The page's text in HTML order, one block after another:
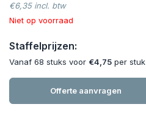
€6,35 incl. btw
Niet op voorraad
Staffelprijzen:
Vanaf 68 stuks voor €4,75 per stuk
Offerte aanvragen